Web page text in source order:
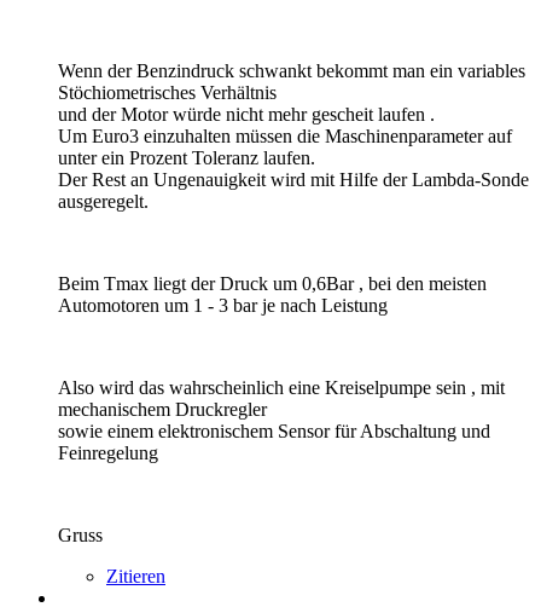
Wenn der Benzindruck schwankt bekommt man ein variables
Stöchiometrisches Verhältnis
und der Motor würde nicht mehr gescheit laufen .
Um Euro3 einzuhalten müssen die Maschinenparameter auf
unter ein Prozent Toleranz laufen.
Der Rest an Ungenauigkeit wird mit Hilfe der Lambda-Sonde
ausgeregelt.
Beim Tmax liegt der Druck um 0,6Bar , bei den meisten
Automotoren um 1 - 3 bar je nach Leistung
Also wird das wahrscheinlich eine Kreiselpumpe sein , mit
mechanischem Druckregler
sowie einem elektronischem Sensor für Abschaltung und
Feinregelung
Gruss
Zitieren